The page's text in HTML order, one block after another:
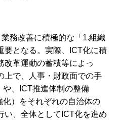
務改善に積極的な「1.組織
要となる。実際、ICT化に積
改革運動の蓄積等によっ
上で、人事・財政面での手
や、ICT推進体制の整備
化）をそれぞれの自治体の
い、全体としてICT化を進め